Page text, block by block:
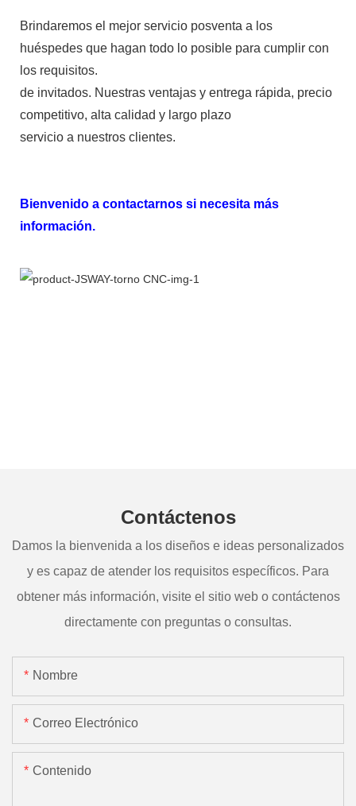
Brindaremos el mejor servicio posventa a los
huéspedes que hagan todo lo posible para cumplir con
los requisitos.
de invitados. Nuestras ventajas y entrega rápida, precio
competitivo, alta calidad y largo plazo
servicio a nuestros clientes.
Bienvenido a contactarnos si necesita más
información.
Contáctenos
Damos la bienvenida a los diseños e ideas personalizados
y es capaz de atender los requisitos específicos. Para
obtener más información, visite el sitio web o contáctenos
directamente con preguntas o consultas.
Nombre
Correo Electrónico
Contenido